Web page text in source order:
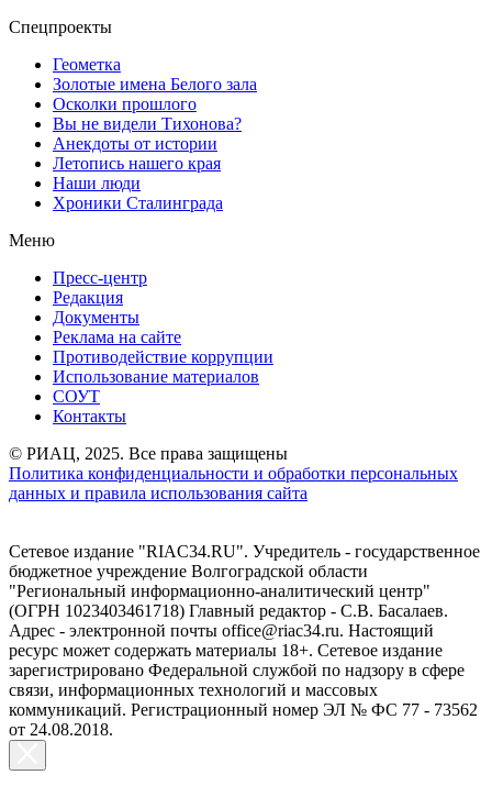
Спецпроекты
Геометка
Золотые имена Белого зала
Осколки прошлого
Вы не видели Тихонова?
Анекдоты от истории
Летопись нашего края
Наши люди
Хроники Сталинграда
Меню
Пресс-центр
Редакция
Документы
Реклама на сайте
Противодействие коррупции
Использование материалов
СОУТ
Контакты
© РИАЦ, 2025. Все права защищены
Политика конфиденциальности и обработки персональных
данных и правила использования сайта
Сетевое издание "RIAC34.RU". Учредитель - государственное
бюджетное учреждение Волгоградской области
"Региональный информационно-аналитический центр"
(ОГРН 1023403461718) Главный редактор - С.В. Басалаев.
Адрес - электронной почты office@riac34.ru. Настоящий
ресурс может содержать материалы 18+. Сетевое издание
зарегистрировано Федеральной службой по надзору в сфере
связи, информационных технологий и массовых
коммуникаций. Регистрационный номер ЭЛ № ФС 77 - 73562
от 24.08.2018.